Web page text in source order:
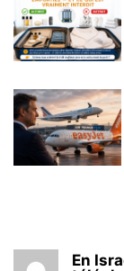
En